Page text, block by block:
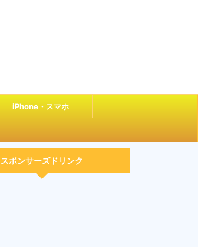
iPhone・スマホ
スポンサーズドリンク